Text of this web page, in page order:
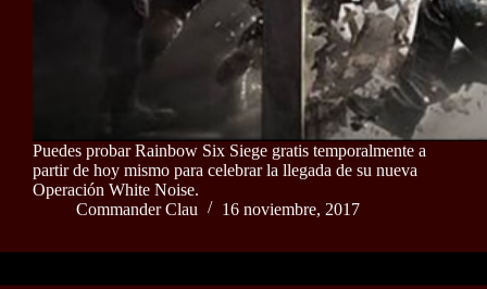
Puedes probar Rainbow Six Siege gratis temporalmente a
partir de hoy mismo para celebrar la llegada de su nueva
Operación White Noise.
Commander Clau
16 noviembre, 2017